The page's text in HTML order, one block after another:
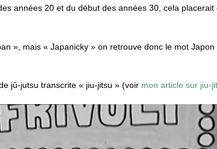
années 20 et du début des années 30, cela
», mais « Japanicky » on retrouve donc le mot
jû-jutsu transcrite « jiu-jitsu » (voir mon article sur jiu-